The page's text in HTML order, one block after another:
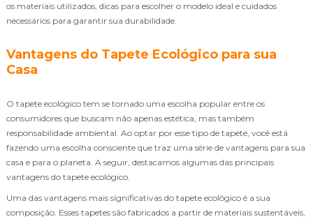
os materiais utilizados, dicas para escolher o modelo ideal e cuidados
necessários para garantir sua durabilidade.
Vantagens do Tapete Ecológico para sua
Casa
O tapete ecológico tem se tornado uma escolha popular entre os
consumidores que buscam não apenas estética, mas também
responsabilidade ambiental. Ao optar por esse tipo de tapete, você está
fazendo uma escolha consciente que traz uma série de vantagens para sua
casa e para o planeta. A seguir, destacamos algumas das principais
vantagens do tapete ecológico.
Uma das vantagens mais significativas do tapete ecológico é a sua
composição. Esses tapetes são fabricados a partir de materiais sustentáveis,